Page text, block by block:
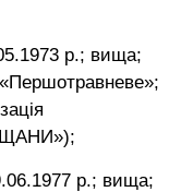
р.; вища;
р.; вища;